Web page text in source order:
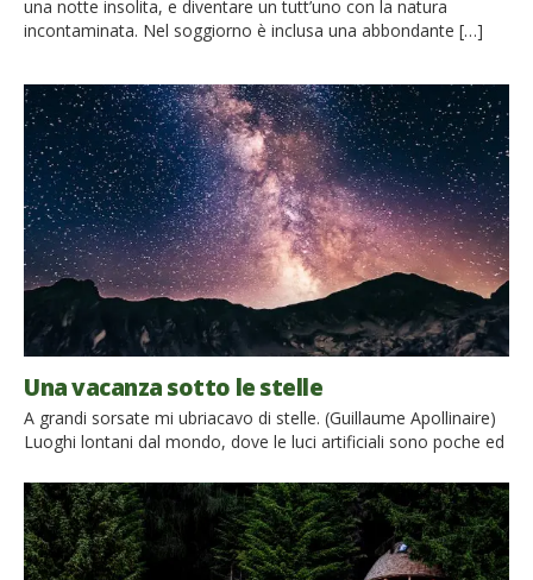
una notte insolita, e diventare un tutt’uno con la natura
incontaminata. Nel soggiorno è inclusa una abbondante […]
Una vacanza sotto le stelle
A grandi sorsate mi ubriacavo di stelle. (Guillaume Apollinaire)
Luoghi lontani dal mondo, dove le luci artificiali sono poche ed
dove potrai vivere una vacanza sostenibile, ammirando le
stelle come mai prima d’ora. Ho sempre amato guardare le
stelle. Vi potrei raccontare di serate estive trascorse […]